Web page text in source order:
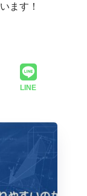
ます！
LINE